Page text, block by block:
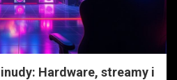
Hardware, streamy i